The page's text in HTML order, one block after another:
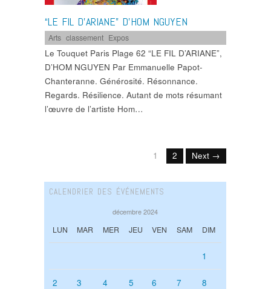
“LE FIL D’ARIANE” D’HOM NGUYEN
Arts ,classement Expos
Le Touquet Paris Plage 62 “LE FIL D’ARIANE”,
D’HOM NGUYEN Par Emmanuelle Papot-
Chanteranne. Générosité. Résonnance.
Regards. Résilience. Autant de mots résumant
l’œuvre de l’artiste Hom…
1 2 Next →
CALENDRIER DES ÉVÉNEMENTS
décembre 2024
LUN MAR MER JEU VEN SAM DIM
1
2 3 4 5 6 7 8